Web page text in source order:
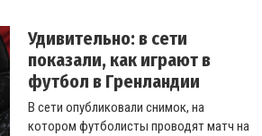
Удивительно: в сети
показали, как играют в
футбол в Гренландии
В сети опубликовали снимок, на
котором футболисты проводят матч на